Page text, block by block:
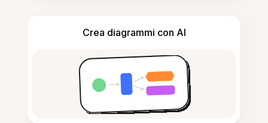
Crea diagrammi con AI